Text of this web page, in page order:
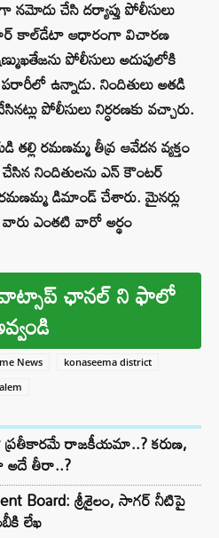
నమోదు చేసి దర్యాప్తు పోలీసులు
కాల్‌డేటా ఆధారంగా విచారణ
పోలీసులు అదుపులోకి
ఉన్నాడు. నిందితులు అతడి
పోలీసులు నిర్ధరణకు వచ్చారు.
రమణమ్మ తీవ్ర ఆవేదన వ్యక్తం
నిందితులను ఎన్ కౌంటర్
డిమాండ్ చేశారు. మైనర్లు
ఎంతటి వారో అర్థం
ఛానల్ ని ఫాలో
News
konaseema district
ప్రతీకారమే రాజకీయమా..? కరుణ,
అదే తీరా..?
Board: శ్రీశైలం, సాగర్ నీటిపై
లేఖ